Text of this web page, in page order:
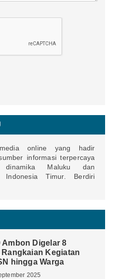
online yang hadir
informasi terpercaya
dinamika Maluku dan
Indonesia Timur. Berdiri
Ambon Digelar 8
Kegiatan
hingga Warga
2025